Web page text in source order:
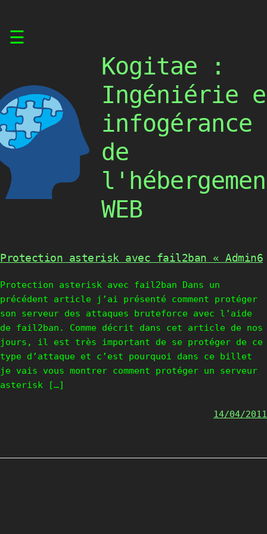
☰
Kogitae :
Ingéniérie
infogérance
de
WEB
Protection asterisk avec fail2ban « Admin6
Protection asterisk avec fail2ban Dans un
précédent article j’ai présenté comment protéger
son serveur des attaques bruteforce avec l’aide
de fail2ban. Comme décrit dans cet article de nos
jours, il est très important de se protéger de ce
type d’attaque et c’est pourquoi dans ce billet
je vais vous montrer comment protéger un serveur
asterisk […]
14/04/2011